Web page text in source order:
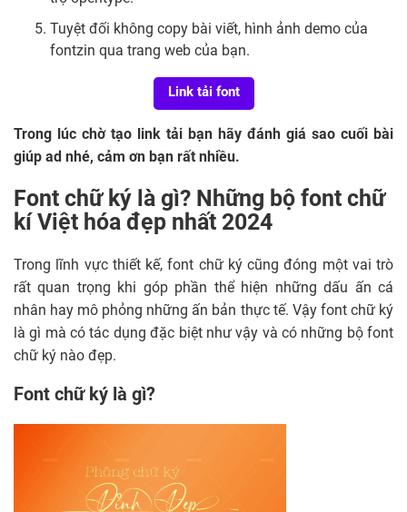
Tuyệt đối không copy bài viết, hình ảnh demo của
fontzin qua trang web của bạn.
Link tải font
Trong lúc chờ tạo link tải bạn hãy đánh giá sao cuối bài
giúp ad nhé, cảm ơn bạn rất nhiều.
Font chữ ký là gì? Những bộ font chữ
kí Việt hóa đẹp nhất 2024
Trong lĩnh vực thiết kế, font chữ ký cũng đóng một vai trò
rất quan trọng khi góp phần thể hiện những dấu ấn cá
nhân hay mô phỏng những ấn bản thực tế. Vậy font chữ ký
là gì mà có tác dụng đặc biệt như vậy và có những bộ font
chữ ký nào đẹp.
Font chữ ký là gì?